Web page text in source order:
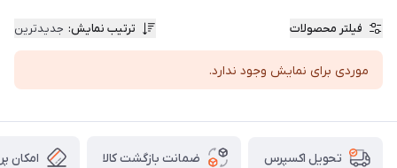
فیلتر محصولات ترتیب نمایش: جدیدترین
موردی برای نمایش وجود ندارد.
تحویل اکسپرس ضمانت بازگشت کالا امکان